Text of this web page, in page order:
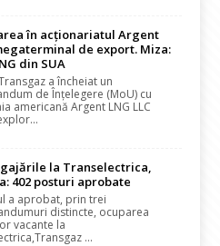
în acționariatul Argent
de export. Miza:
din SUA
a încheiat un
de Înțelegere (MoU) cu
americană Argent LNG LLC
la Transelectrica,
402 posturi aprobate
a aprobat, prin trei
distincte, ocuparea
vacante la
...